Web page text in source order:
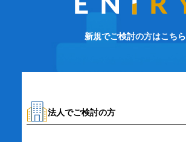
新規でご検討の方はこちら
法人でご検討の方